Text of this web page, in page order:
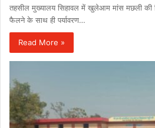
तहसील मुख्यालय सिहावल में खुलेआम मांस मछली की
फैलने के साथ ही पर्यावरण…
Read More »